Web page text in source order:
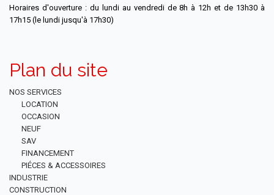
Horaires d'ouverture : du lundi au vendredi de 8h à 12h et de 13h30 à
17h15 (le lundi jusqu'à 17h30)
Plan du site
NOS SERVICES
LOCATION
OCCASION
NEUF
SAV
FINANCEMENT
PIÉCES & ACCESSOIRES
INDUSTRIE
CONSTRUCTION